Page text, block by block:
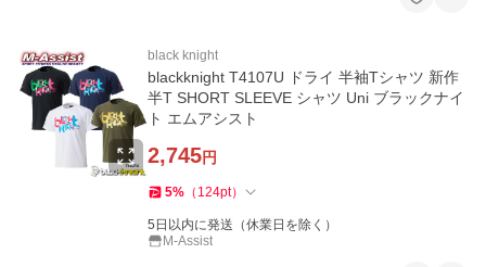
black knight
blackknight T4107U ドライ 半袖Tシャツ 新作
半T SHORT SLEEVE シャツ Uni ブラックナイ
ト エムアシスト
2,745円
5% （ 124pt）
5日以内に発送（休業日を除く）
M-Assist